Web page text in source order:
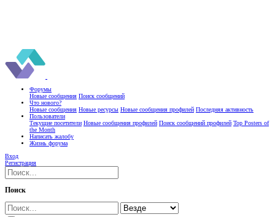
Форумы
Новые сообщения Поиск сообщений
Что нового?
Новые сообщения Новые ресурсы Новые сообщения профилей Последняя активность
Пользователи
Текущие посетители Новые сообщения профилей Поиск сообщений профилей Top Posters of
the Month
Написать жалобу
Жизнь форума
Вход
Регистрация
Поиск